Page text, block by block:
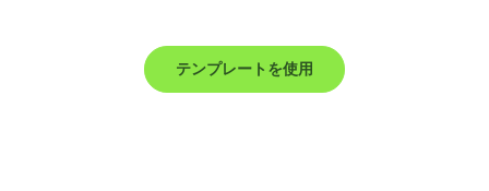
テンプレートを使用